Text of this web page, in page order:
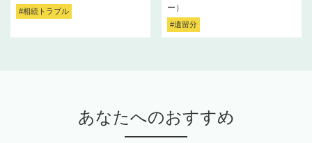
#相続トラブル
ー）
#遺留分
あなたへのおすすめ